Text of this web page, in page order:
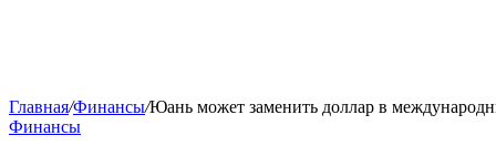
Главная/Финансы/Юань может заменить доллар в
Финансы